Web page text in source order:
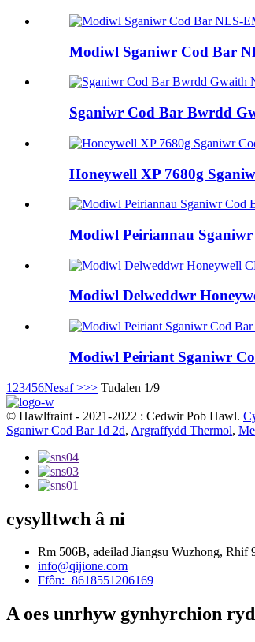
Modiwl Sganiwr Cod Bar
Sganiwr Cod Bar Bwrdd
Honeywell XP 7680g
Modiwl Peiriannau
Modiwl Delweddwr
Modiwl Peiriant Sganiwr
1 23456Nesaf >>> Tudalen 1/9
© Hawlfraint - 2021-2022 : Cedwir Pob Hawl.
Sganiwr Cod Bar 1d 2d, Argraffydd Thermol,
cysylltwch â ni
Rm 506B, adeilad Jiangsu Wuzhong, Rhif
info@qijione.com
Ffôn:+8618551206169
A oes unrhyw gynhyrchion